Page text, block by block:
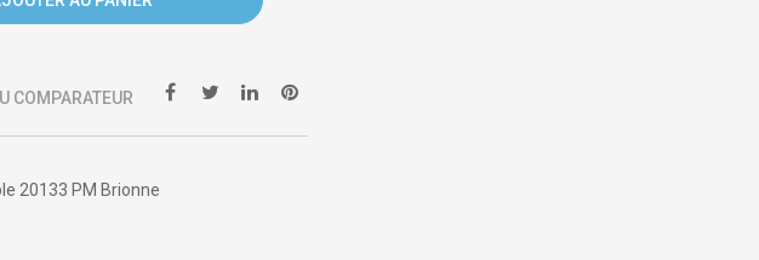
COMPARATEUR
20133 PM Brionne